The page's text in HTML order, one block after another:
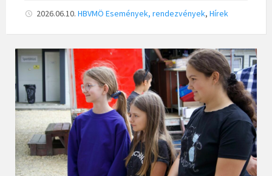
2026.06.10. HBVMÖ Események, rendezvények, Hírek